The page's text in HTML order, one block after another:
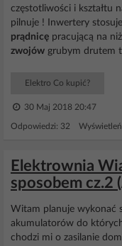
częstotliwości i kształtu
pilnuje ! Inwertery
prądnicę pracującą na
zwojów grubym drutem
Elektro Co kupić?
30 Maj 2018 20:47
Odpowiedzi: 32
Elektrownia
sposobem cz.2
Witam planuje wykonać
akumulatorów do
chodzi mi o zasilanie